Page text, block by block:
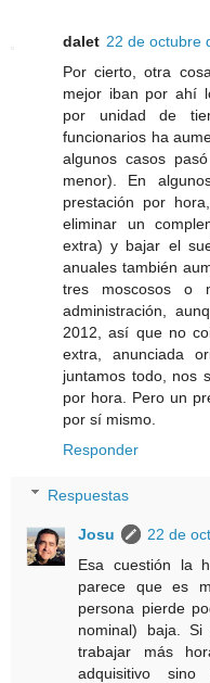
dalet 22 de octubre
Por cierto, otra
mejor iban por ahí
por unidad de
funcionarios ha
algunos casos
menor). En
prestación por
eliminar un
extra) y bajar el
anuales también
tres moscosos o
administración,
2012, así que no
extra, anunciada
juntamos todo, nos
por hora. Pero un
por sí mismo.
Responder
Respuestas
Josu
22 de
Esa cuestión la
parece que es
persona pierde
nominal) baja.
trabajar más
adquisitivo